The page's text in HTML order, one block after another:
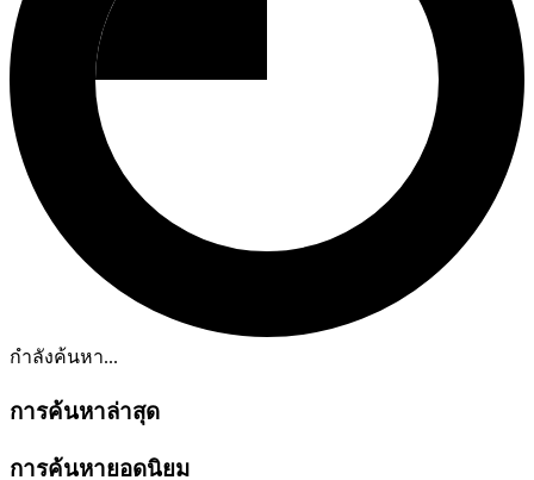
กำลังค้นหา...
การค้นหาล่าสุด
การค้นหายอดนิยม